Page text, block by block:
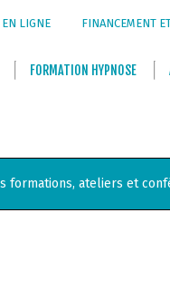
EN LIGNE FINANCEMENT
FORMATION HYPNOSE
formations, ateliers et